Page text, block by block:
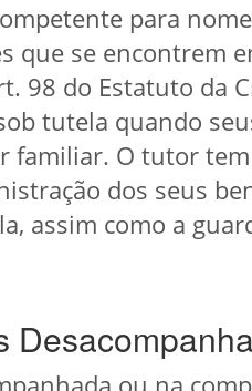
para
que se encontrem
98 do Estatuto da
tutela quando
O tutor
dos seus
assim como a